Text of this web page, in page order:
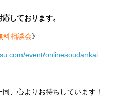
しております。
料相談会》
event/onlinesoudankai
、心よりお待ちしています！